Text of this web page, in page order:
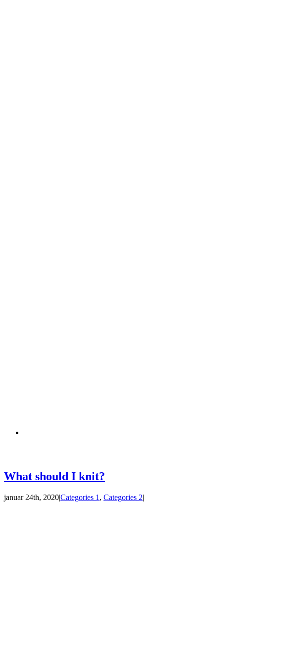
What should I knit?
januar 24th, 2020|Categories 1 , Categories 2|